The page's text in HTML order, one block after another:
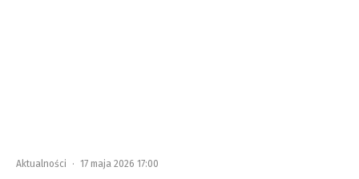
Aktualności · 17 maja 2026 17:00